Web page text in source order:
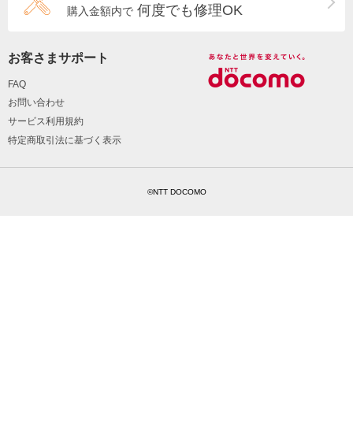
購入金額内で 何度でも修理OK
お客さまサポート
FAQ
お問い合わせ
サービス利用規約
特定商取引法に基づく表示
©NTT DOCOMO